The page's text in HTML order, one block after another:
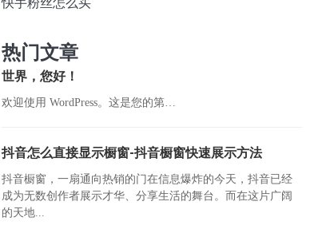
快手粉丝怎么买
热门文章
世界，您好！
欢迎使用 WordPress。这是您的第…
抖音怎么直接显示橱窗-抖音橱窗快速展示方法
抖音橱窗，一扇通向热销的门在信息爆炸的今天，抖音已经
成为无数创作者展示才华、分享生活的舞台。而在这片广阔
的天地...